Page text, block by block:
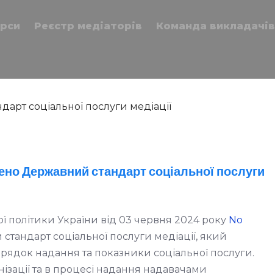
Реєстр медіаторів Команда викладачів
Державний стандарт соціальної послуги
політики України від 03 червня 2024 року No
соціальної послуги медіації, який
надання та показники соціальної послуги.
та в процесі надання надавачами